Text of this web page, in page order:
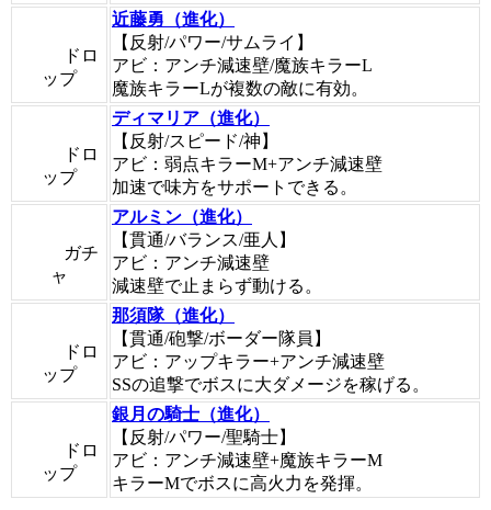
ドロ
ップ
近藤勇（進化）
【反射/パワー/サムライ】
アビ：アンチ減速壁/魔族キラーL
魔族キラーLが複数の敵に有効。
ドロ
ップ
ディマリア（進化）
【反射/スピード/神】
アビ：弱点キラーM+アンチ減速壁
加速で味方をサポートできる。
ガチ
ャ
アルミン（進化）
【貫通/バランス/亜人】
アビ：アンチ減速壁
減速壁で止まらず動ける。
ドロ
ップ
那須隊（進化）
【貫通/砲撃/ボーダー隊員】
アビ：アップキラー+アンチ減速壁
SSの追撃でボスに大ダメージを稼げる。
ドロ
ップ
銀月の騎士（進化）
【反射/パワー/聖騎士】
アビ：アンチ減速壁+魔族キラーM
キラーMでボスに高火力を発揮。